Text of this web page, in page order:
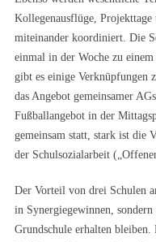
Kollegenausflüge,
miteinander koordiniert. Die
einmal in der Woche zu
gibt es einige Verknüpfungen
das Angebot gemeinsamer
Fußballangebot in der
gemeinsam statt, stark ist die
der Schulsozialarbeit
Der Vorteil von drei Schulen
in Synergiegewinnen, sondern
Grundschule erhalten